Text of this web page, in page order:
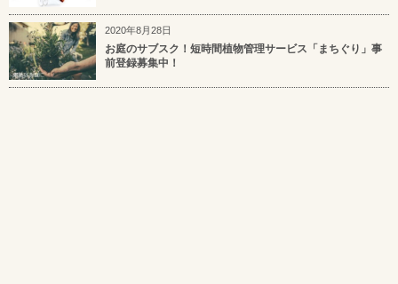
2020年8月28日
お庭のサブスク！短時間植物管理サービス「まちぐり」事
前登録募集中！